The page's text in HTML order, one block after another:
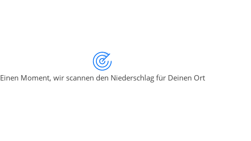
Einen Moment, wir scannen den Niederschlag für Deinen Ort